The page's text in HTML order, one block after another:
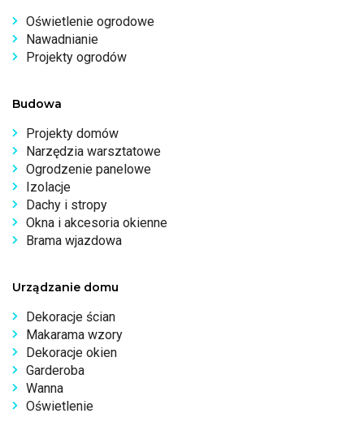
Oświetlenie ogrodowe
Nawadnianie
Projekty ogrodów
Budowa
Projekty domów
Narzędzia warsztatowe
Ogrodzenie panelowe
Izolacje
Dachy i stropy
Okna i akcesoria okienne
Brama wjazdowa
Urządzanie domu
Dekoracje ścian
Makarama wzory
Dekoracje okien
Garderoba
Wanna
Oświetlenie